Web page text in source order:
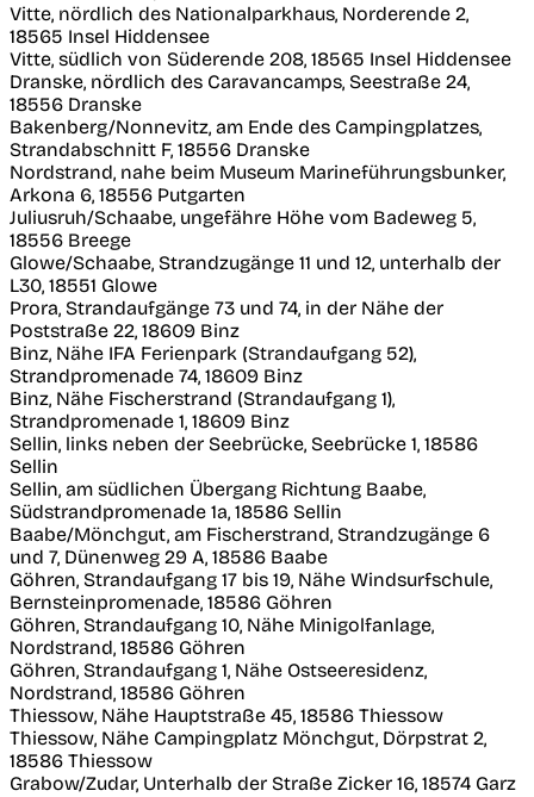
Vitte, nördlich des Nationalparkhaus, Norderende 2,
18565 Insel Hiddensee
Vitte, südlich von Süderende 208, 18565 Insel Hiddensee
Dranske, nördlich des Caravancamps, Seestraße 24,
18556 Dranske
Bakenberg/Nonnevitz, am Ende des Campingplatzes,
Strandabschnitt F, 18556 Dranske
Nordstrand, nahe beim Museum Marineführungsbunker,
Arkona 6, 18556 Putgarten
Juliusruh/Schaabe, ungefähre Höhe vom Badeweg 5,
18556 Breege
Glowe/Schaabe, Strandzugänge 11 und 12, unterhalb der
L30, 18551 Glowe
Prora, Strandaufgänge 73 und 74, in der Nähe der
Poststraße 22, 18609 Binz
Binz, Nähe IFA Ferienpark (Strandaufgang 52),
Strandpromenade 74, 18609 Binz
Binz, Nähe Fischerstrand (Strandaufgang 1),
Strandpromenade 1, 18609 Binz
Sellin, links neben der Seebrücke, Seebrücke 1, 18586
Sellin
Sellin, am südlichen Übergang Richtung Baabe,
Südstrandpromenade 1a, 18586 Sellin
Baabe/Mönchgut, am Fischerstrand, Strandzugänge 6
und 7, Dünenweg 29 A, 18586 Baabe
Göhren, Strandaufgang 17 bis 19, Nähe Windsurfschule,
Bernsteinpromenade, 18586 Göhren
Göhren, Strandaufgang 10, Nähe Minigolfanlage,
Nordstrand, 18586 Göhren
Göhren, Strandaufgang 1, Nähe Ostseeresidenz,
Nordstrand, 18586 Göhren
Thiessow, Nähe Hauptstraße 45, 18586 Thiessow
Thiessow, Nähe Campingplatz Mönchgut, Dörpstrat 2,
18586 Thiessow
Grabow/Zudar, Unterhalb der Straße Zicker 16, 18574 Garz